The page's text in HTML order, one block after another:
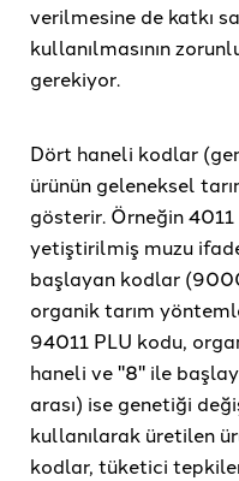
verilmesine de katkı
kullanılmasının
gerekiyor.
Dört haneli kodlar
ürünün geleneksel
gösterir. Örneğin
yetiştirilmiş muzu
başlayan kodlar
organik tarım
94011 PLU kodu,
haneli ve "8" ile
arası) ise genetiği
kullanılarak üretilen
kodlar, tüketici